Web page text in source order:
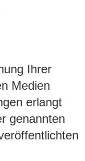
Ihrer
Medien
erlangt
genannten